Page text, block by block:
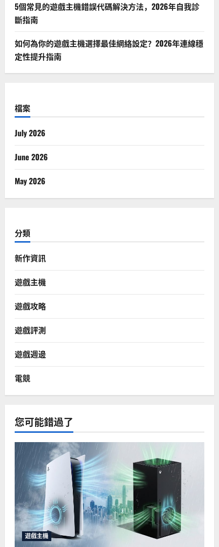
5個常見的遊戲主機錯誤代碼解決方法，2026年自我診
斷指南
如何為你的遊戲主機選擇最佳網絡設定？2026年連線穩
定性提升指南
檔案
July 2026
June 2026
May 2026
分類
新作資訊
遊戲主機
遊戲攻略
遊戲評測
遊戲週邊
電競
您可能錯過了
遊戲主機